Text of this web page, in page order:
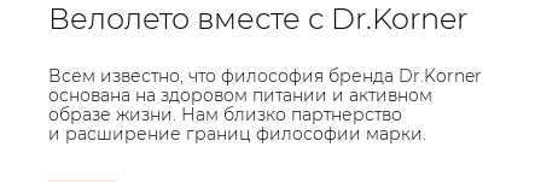
Велолето вместе с Dr.Korner
Всем известно, что философия бренда Dr.Korner
основана на здоровом питании и активном
образе жизни. Нам близко партнерство
и расширение границ философии марки.